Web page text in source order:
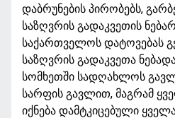
დაბრუნების პირობებს,
საზღვრის გადაკვეთის
საქართველოს დატოვებას
საზღვრის გადაკვეთა
სომხეთში სადღახლოს
სარფის გავლით, მაგრამ
იქნება დამტკიცებული